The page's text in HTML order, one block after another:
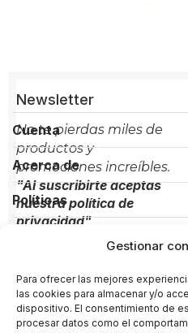
Gestionar
Para ofrecer las mejores
las cookies para almacenar y/o
dispositivo. El consentimiento de
procesar datos como el
Newsletter
No te pierdas miles de
productos y
promociones increíbles.
"Al suscribirte aceptas
nuestra política de
privacidad"
Cuenta
Acerca de
Políticas
Administración: +(34) 856 61
Soporte:+(34) 722 58 80 89